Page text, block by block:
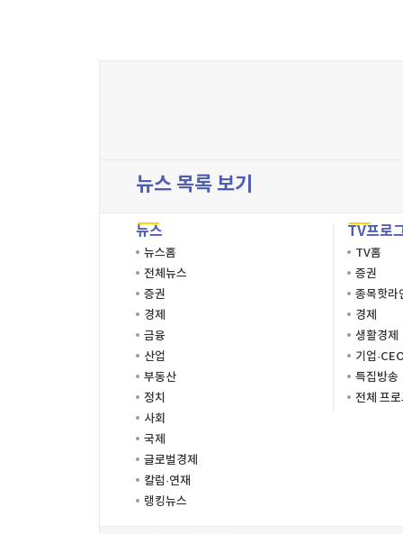
뉴스 목록 보기
뉴스
뉴스홈
전체뉴스
증권
경제
금융
산업
부동산
정치
사회
국제
글로벌경제
칼럼·연재
랭킹뉴스
TV프로
TV홈
증권
종목핫라
경제
생활경제
기업
특집방송
전체 프